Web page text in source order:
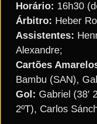
Horário: 16h30
Árbitro: Heber
Assistentes:
Alexandre;
Cartões
Bambu (SAN),
Gol: Gabriel (38′
2ºT), Carlos